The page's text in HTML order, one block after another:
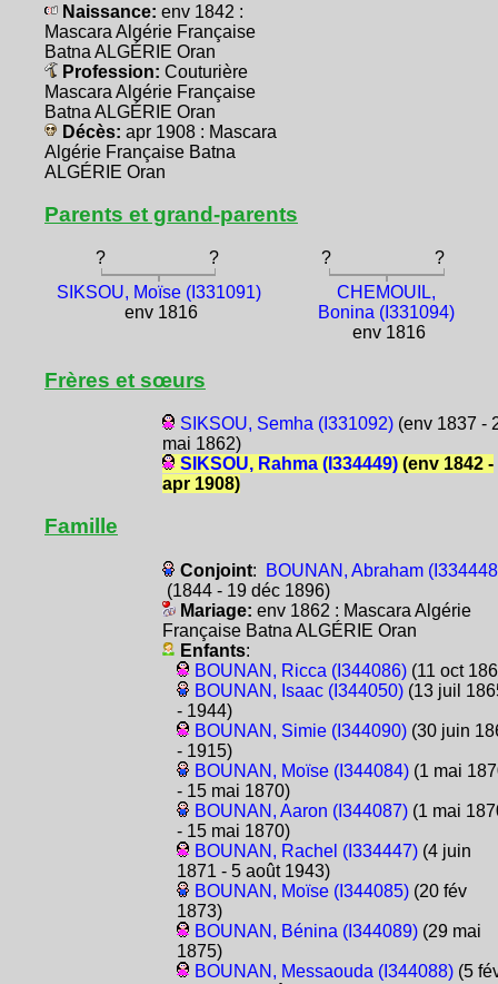
Naissance: env 1842 :
Mascara Algérie Française
Batna ALGÉRIE Oran
Profession: Couturière
Mascara Algérie Française
Batna ALGÉRIE Oran
Décès: apr 1908 : Mascara
Algérie Française Batna
ALGÉRIE Oran
Parents et grand-parents
? ? ?
?
SIKSOU, Moïse (I331091)
env 1816
CHEMOUIL,
Bonina (I331094)
env 1816
Frères et sœurs
SIKSOU, Semha (I331092)(env 1837 -
mai 1862)
SIKSOU, Rahma (I334449)(env 1842 -
apr 1908)
Famille
Conjoint:
BOUNAN, Abraham
(1844 - 19 déc 1896)
Mariage: env 1862 : Mascara Algérie
Française Batna ALGÉRIE Oran
Enfants:
BOUNAN, Ricca (I344086)(11 oct
BOUNAN, Isaac (I344050)(13 juil
- 1944)
BOUNAN, Simie (I344090)(30 juin
- 1915)
BOUNAN, Moïse (I344084)(1 mai
- 15 mai 1870)
BOUNAN, Aaron (I344087)(1 mai
- 15 mai 1870)
BOUNAN, Rachel (I334447)(4 juin
1871 - 5 août 1943)
BOUNAN, Moïse (I344085)(20 fév
1873)
BOUNAN, Bénina (I344089)(29 mai
1875)
BOUNAN, Messaouda (I344088)(5